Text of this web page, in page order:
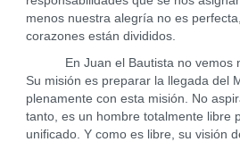
menos nuestra alegría no es
corazones están divididos.
En Juan el Bautista no vemos
Su misión es preparar la llegada del
plenamente con esta misión. No
tanto, es un hombre totalmente libre
unificado. Y como es libre, su visión